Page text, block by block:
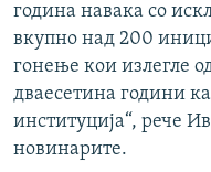
година навака со
вкупно над 200
гонење кои излегле
дваесетина години
институција“, рече
новинарите.